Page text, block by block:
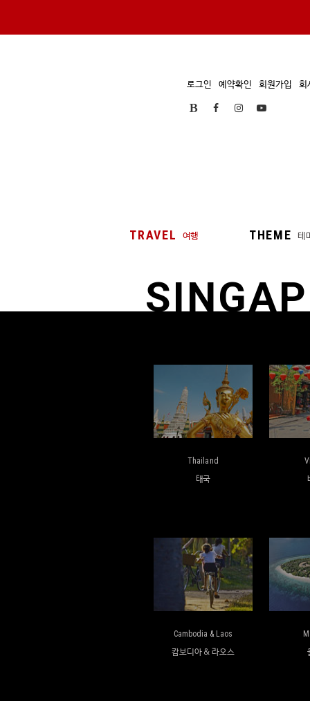
로그인 예약확인 회원가입 회
TRAVEL 여행 THEME 테
Thailand
태국
Cambodia & Laos
캄보디아 & 라오스